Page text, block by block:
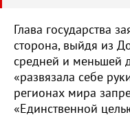
Глава государства
сторона, выйдя из
средней и меньшей
«развязала себе
регионах мира
«Единственной